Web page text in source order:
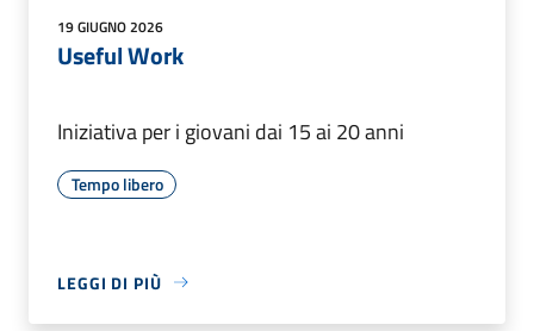
19 GIUGNO 2026
Useful Work
Iniziativa per i giovani dai 15 ai 20 anni
Tempo libero
LEGGI DI PIÙ